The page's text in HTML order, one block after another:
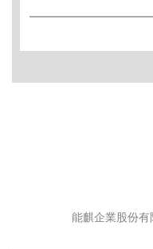
能麒企業股份